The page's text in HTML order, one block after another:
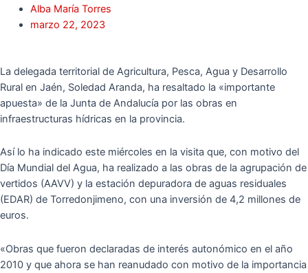
Alba María Torres
marzo 22, 2023
La delegada territorial de Agricultura, Pesca, Agua y Desarrollo
Rural en Jaén, Soledad Aranda, ha resaltado la «importante
apuesta» de la Junta de Andalucía por las obras en
infraestructuras hídricas en la provincia.
Así lo ha indicado este miércoles en la visita que, con motivo del
Día Mundial del Agua, ha realizado a las obras de la agrupación de
vertidos (AAVV) y la estación depuradora de aguas residuales
(EDAR) de Torredonjimeno, con una inversión de 4,2 millones de
euros.
«Obras que fueron declaradas de interés autonómico en el año
2010 y que ahora se han reanudado con motivo de la importancia